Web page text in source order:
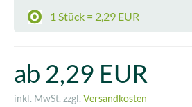
1 Stück = 2,29 EUR
ab 2,29 EUR
inkl. MwSt. zzgl. Versandkosten